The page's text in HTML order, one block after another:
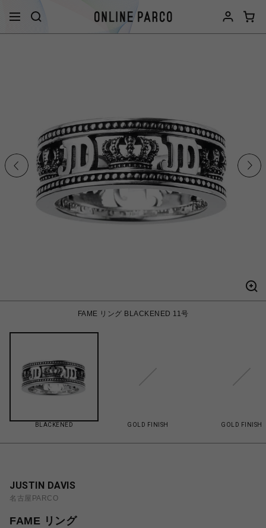
FAME リング BLACKENED 11号
BLACKENED GOLD FINISH GOLD FINISH
JUSTIN DAVIS
名古屋PARCO
FAME リング